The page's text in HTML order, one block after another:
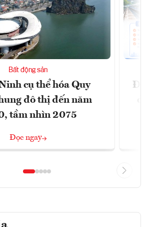
Bất động sản
cụ thể hóa Quy
đô thị đến năm
tầm nhìn 2075
Đọc ngay